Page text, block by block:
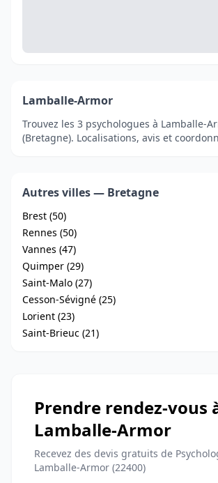
Lamballe-Armor
Trouvez les 3 psychologues à Lamballe-
(Bretagne). Localisations, avis et
Autres villes — Bretagne
Brest (50)
Rennes (50)
Vannes (47)
Quimper (29)
Saint-Malo (27)
Cesson-Sévigné (25)
Lorient (23)
Saint-Brieuc (21)
Prendre rendez-vous
Lamballe-Armor
Recevez des devis gratuits de
Lamballe-Armor (22400)